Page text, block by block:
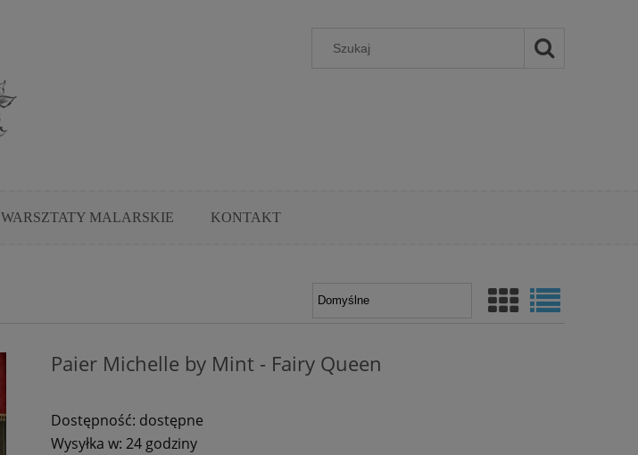
WARSZTATY MALARSKIE KONTAKT
Paier Michelle by Mint - Fairy Queen
Dostępność: dostępne
Wysyłka w: 24 godziny